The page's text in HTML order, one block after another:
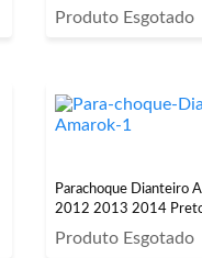
Milha
Produto Esgotado
Parachoque Dianteiro
2012 2013 2014
Produto Esgotado